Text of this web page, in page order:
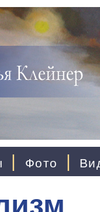
| Фото |